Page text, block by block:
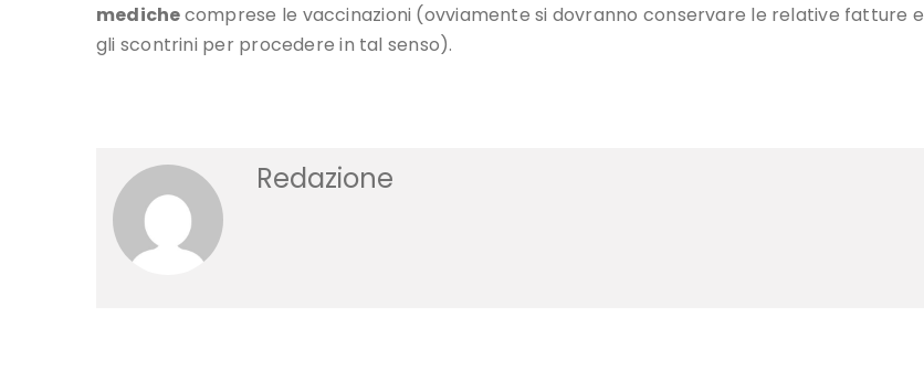
medichecomprese le vaccinazioni (ovviamente si dovranno conservare le relative fatture e
gli scontrini per procedere in tal senso).
Redazione